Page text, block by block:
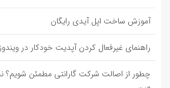
آموزش ساخت اپل آیدی رایگان
راهنمای غیرفعال کردن آپدیت خودکار در ویندوز
چطور از اصالت شرکت گارانتی مطمئن شویم؟